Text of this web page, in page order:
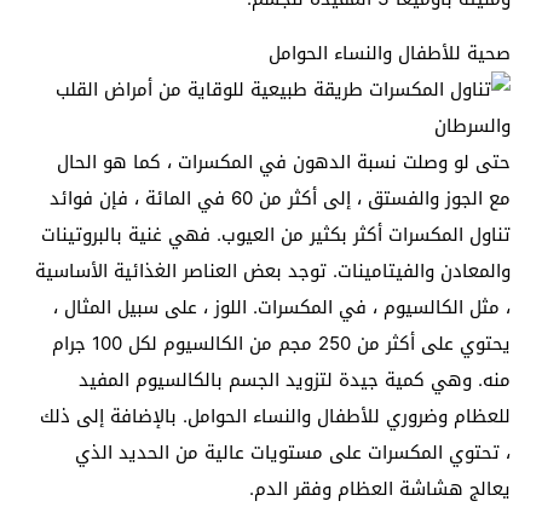
صحية للأطفال والنساء الحوامل
حتى لو وصلت نسبة الدهون في المكسرات ، كما هو الحال
مع الجوز والفستق ، إلى أكثر من 60 في المائة ، فإن فوائد
تناول المكسرات أكثر بكثير من العيوب. فهي غنية بالبروتينات
والمعادن والفيتامينات. توجد بعض العناصر الغذائية الأساسية
، مثل الكالسيوم ، في المكسرات. اللوز ، على سبيل المثال ،
يحتوي على أكثر من 250 مجم من الكالسيوم لكل 100 جرام
منه. وهي كمية جيدة لتزويد الجسم بالكالسيوم المفيد
للعظام وضروري للأطفال والنساء الحوامل. بالإضافة إلى ذلك
، تحتوي المكسرات على مستويات عالية من الحديد الذي
يعالج هشاشة العظام وفقر الدم.